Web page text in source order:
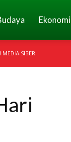
Ekonomi
MEDIA SIBER